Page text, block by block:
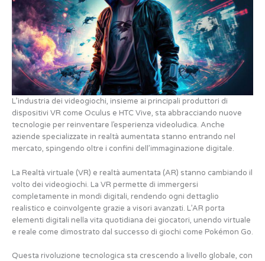
L’industria dei videogiochi, insieme ai principali produttori di
dispositivi VR come Oculus e HTC Vive, sta abbracciando nuove
tecnologie per reinventare l’esperienza videoludica. Anche
aziende specializzate in realtà aumentata stanno entrando nel
mercato, spingendo oltre i confini dell’immaginazione digitale.
La Realtà virtuale (VR) e realtà aumentata (AR) stanno cambiando il
volto dei videogiochi. La VR permette di immergersi
completamente in mondi digitali, rendendo ogni dettaglio
realistico e coinvolgente grazie a visori avanzati. L’AR porta
elementi digitali nella vita quotidiana dei giocatori, unendo virtuale
e reale come dimostrato dal successo di giochi come Pokémon Go.
Questa rivoluzione tecnologica sta crescendo a livello globale, con